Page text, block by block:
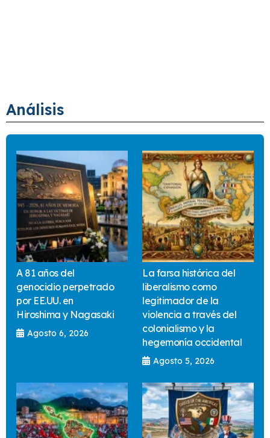
Análisis
A 81 años del
genocidio perpetrado
por EE.UU. en
Hiroshima y Nagasaki
Agosto 6, 2026
La farsa histórica del
liberalismo como
legitimador de la
violencia a través del
colonialismo y la
hegemonía occidental
Agosto 5, 2026